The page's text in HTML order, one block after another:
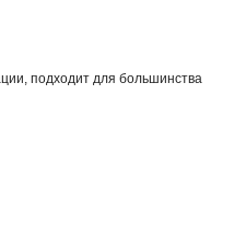
подходит для большинства